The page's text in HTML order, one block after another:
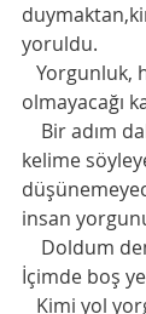
yoruldu.
olmayacağı
kelime
insan
İçimde boş